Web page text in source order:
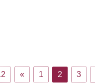
« 1 2 3